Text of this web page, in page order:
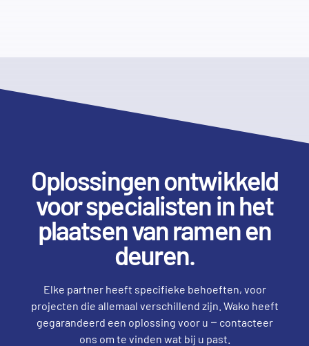
Oplossingen ontwikkeld
voor specialisten in het
plaatsen van ramen en
deuren.
Elke partner heeft specifieke behoeften, voor
projecten die allemaal verschillend zijn. Wako heeft
gegarandeerd een oplossing voor u – contacteer
ons om te vinden wat bij u past.